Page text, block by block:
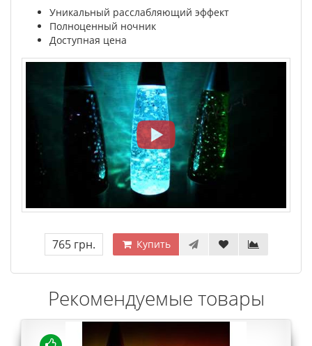
Уникальный расслабляющий эффект
Полноценный ночник
Доступная цена
765 грн. Купить
Рекомендуемые товары